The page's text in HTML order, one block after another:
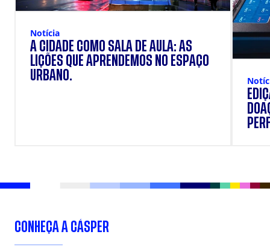
Notícia
A CIDADE COMO SALA DE AULA: AS
LIÇÕES QUE APRENDEMOS NO ESPAÇO
URBANO.
CONHEÇA A CÁSPER